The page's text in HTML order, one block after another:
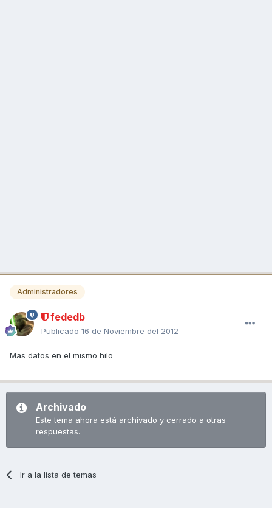
Administradores
fededb
Publicado 16 de Noviembre del 2012
Mas datos en el mismo hilo
Archivado
Este tema ahora está archivado y cerrado a otras
respuestas.
Ir a la lista de temas